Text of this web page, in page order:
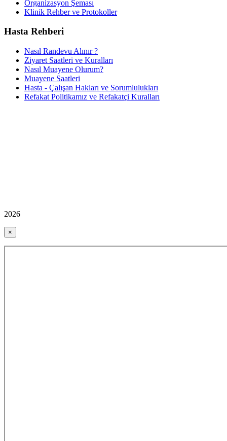
Organizasyon Şeması
Klinik Rehber ve Protokoller
Hasta Rehberi
Nasıl Randevu Alınır ?
Ziyaret Saatleri ve Kuralları
Nasıl Muayene Olurum?
Muayene Saatleri
Hasta - Çalışan Hakları ve Sorumlulukları
Refakat Politikamız ve Refakatçi Kuralları
2026
×